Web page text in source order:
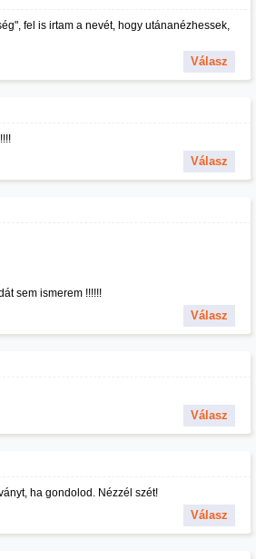
fel is irtam a nevét, hogy utánanézhessek,
Válasz
Válasz
sem ismerem !!!!!!
Válasz
Válasz
ha gondolod. Nézzél szét!
Válasz